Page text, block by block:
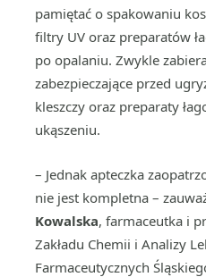
pamiętać o spakowaniu
filtry UV oraz preparatów
po opalaniu. Zwykle
zabezpieczające przed
kleszczy oraz preparaty
ukąszeniu.
– Jednak apteczka
nie jest kompletna –
Kowalska, farmaceutka i
Zakładu Chemii i Analizy
Farmaceutycznych